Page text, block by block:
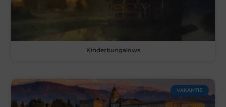
Kinderbungalows
VAKANTIE